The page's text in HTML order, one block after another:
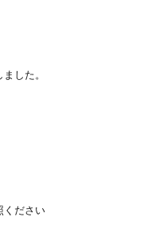
した。
ください